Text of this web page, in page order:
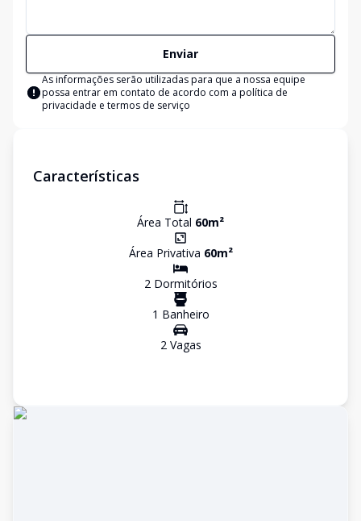
Enviar
As informações serão utilizadas para que a nossa equipe
possa entrar em contato de acordo com a política de
privacidade e termos de serviço
Características
Área Total 60m²
Área Privativa 60m²
2Dormitórios
1 Banheiro
2Vagas